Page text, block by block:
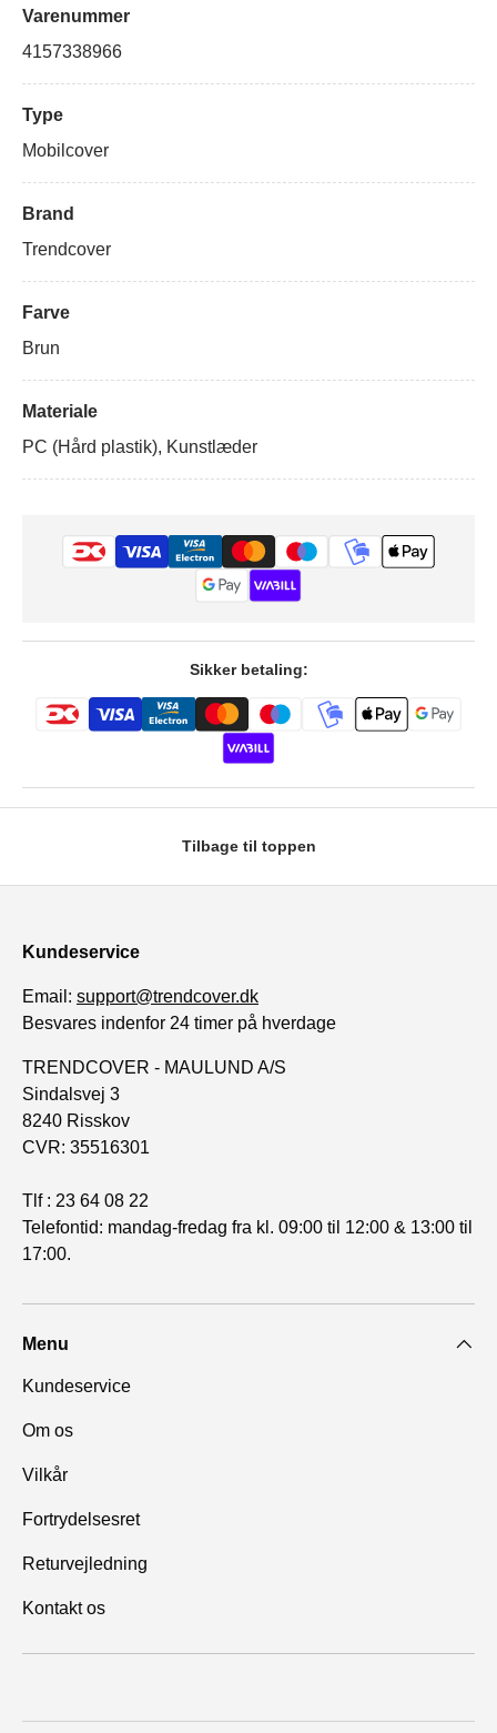
Varenummer
4157338966
Type
Mobilcover
Brand
Trendcover
Farve
Brun
Materiale
PC (Hård plastik), Kunstlæder
Sikker betaling:
Tilbage til toppen
Kundeservice
Email: support@trendcover.dk
Besvares indenfor 24 timer på hverdage
TRENDCOVER - MAULUND A/S
Sindalsvej 3
8240 Risskov
CVR: 35516301
Tlf : 23 64 08 22
Telefontid: mandag-fredag fra kl. 09:00 til 12:00 & 13:00 til
17:00.
Menu
Kundeservice
Om os
Vilkår
Fortrydelsesret
Returvejledning
Kontakt os